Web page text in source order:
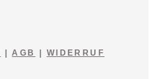
|AGB | WIDERRUF